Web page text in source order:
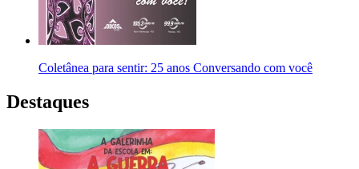
Coletânea para sentir: 25 anos Conversando com você
Destaques